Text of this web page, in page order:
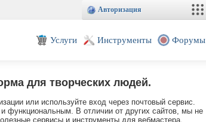
Авторизация
Услуги Инструменты Форумы
для творческих людей.
или используйте вход через почтовый сервис.
функциональным. В отличии от других сайтов, мы не
сервисы и инструменты для вебмастера.